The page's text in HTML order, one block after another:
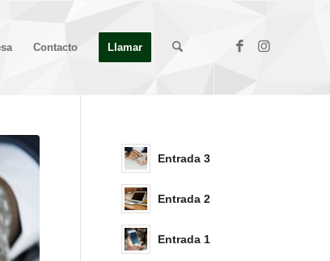
Contacto Llamar
Entrada 3
Entrada 2
Entrada 1